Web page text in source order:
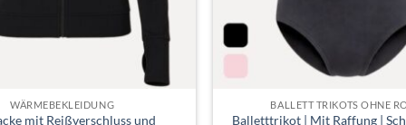
WÄRMEBEKLEIDUNG
mit Reißverschluss und
BALLETT TRIKOTS OHNE
Balletttrikot | Mit Raffung |